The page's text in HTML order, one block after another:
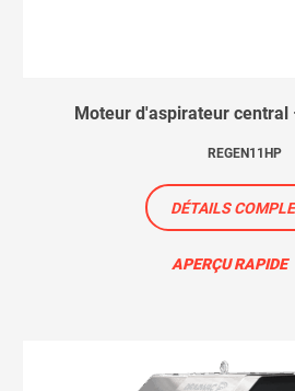
Moteur d'aspirateur central
REGEN11HP
DÉTAILS
APERÇU RAPIDE